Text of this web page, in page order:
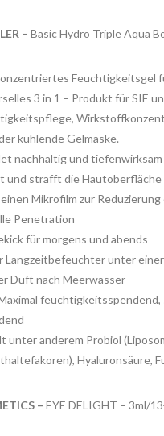
– Basic Hydro Triple Aqua
Feuchtigkeitsgel
3 in 1 – Produkt für SIE
kühlende Gelmaske.
nachhaltig und
und strafft die Hautoberfläche
Mikrofilm zur Reduzierung
Penetration
für morgens und abends
Langzeitbefeuchter unter
Duft nach Meerwasser
feuchtigkeitsspendend,
unter anderem Probiol
Hyaluronsäure,
– EYE DELIGHT – 3ml/